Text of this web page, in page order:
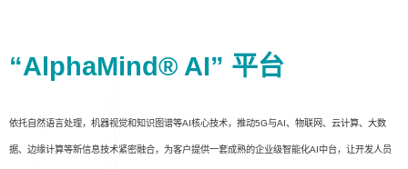
“AlphaMind® AI” 平台
依托自然语言处理，机器视觉和知识图谱等AI核心技术，推动5G与AI、物联网、云计算、大数
据、边缘计算等新信息技术紧密融合，为客户提供一套成熟的企业级智能化AI中台，让开发人员